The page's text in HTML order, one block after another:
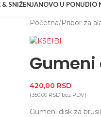
& SNIŽENJANOVO U PONUDIO
Početna/Pribor za
Gumeni
420,00 RSD
(350,00 RSD bez PDV)
Gumeni disk za